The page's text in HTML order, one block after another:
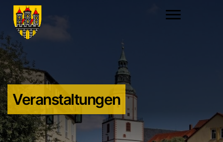
Veranstaltungen